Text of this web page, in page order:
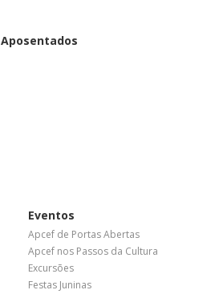
Aposentados
Eventos
Apcef de Portas Abertas
Apcef nos Passos da Cultura
Excursões
Festas Juninas